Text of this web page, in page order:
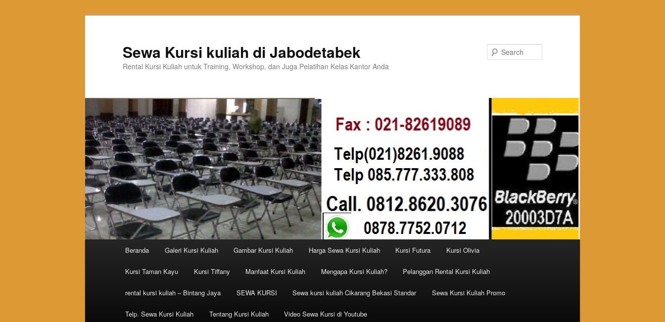
Sewa Kursi kuliah di Jabodetabek
Rental Kursi Kuliah untuk Training, Workshop, dan Juga Pelatihan Kelas Kantor Anda
Skip to primary content
Skip to secondary content
Beranda Galeri Kursi Kuliah Gambar Kursi Kuliah Harga Sewa Kursi Kuliah Kursi Futura Kursi Olivia
Kursi Taman Kayu Kursi Tiffany Manfaat Kursi Kuliah Mengapa Kursi Kuliah? Pelanggan Rental Kursi Kuliah
rental kursi kuliah – Bintang Jaya SEWA KURSI Sewa kursi kuliah Cikarang Bekasi Standar Sewa Kursi Kuliah Promo
Telp. Sewa Kursi Kuliah Tentang Kursi Kuliah Video Sewa Kursi di Youtube